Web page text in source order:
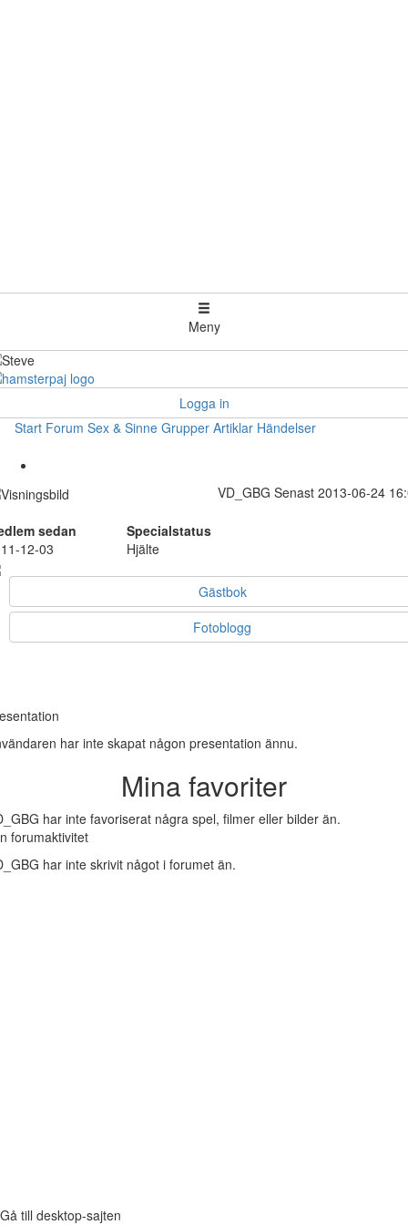
Meny
Logga in
Start Forum Sex & Sinne Grupper Artiklar Händelser
VD_GBG Senast 2013-06-24
sedan
Specialstatus
12-03
Hjälte
Gästbok
Fotoblogg
har inte skapat någon presentation ännu.
Mina favoriter
har inte favoriserat några spel, filmer eller bilder än.
forumaktivitet
har inte skrivit något i forumet än.
Gå till desktop-sajten